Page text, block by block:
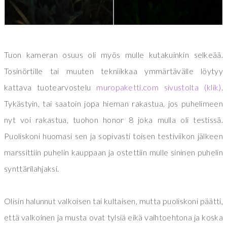
Tuon kameran osuus oli myös mulle kutakuinkin selkeää.
Tosinörtille tai muuten tekniikkaa ymmärtävälle löytyy
kattava tuotearvostelu muropaketti.com sivustolta (klik).
Tykästyin, tai saatoin jopa hieman rakastua, jos puhelimeen
nyt voi rakastua, tuohon honor 8 joka mulla oli testissä.
Puoliskoni huomasi sen ja sopivasti toisen testiviikon jälkeen
marssittiin puhelin kauppaan ja ostettiin mulle sininen puhelin
synttärilahjaksi.
Olisin halunnut valkoisen tai kultaisen, mutta puoliskoni päätti,
että valkoinen ja musta ovat tylsiä eikä vaihtoehtona ja koska